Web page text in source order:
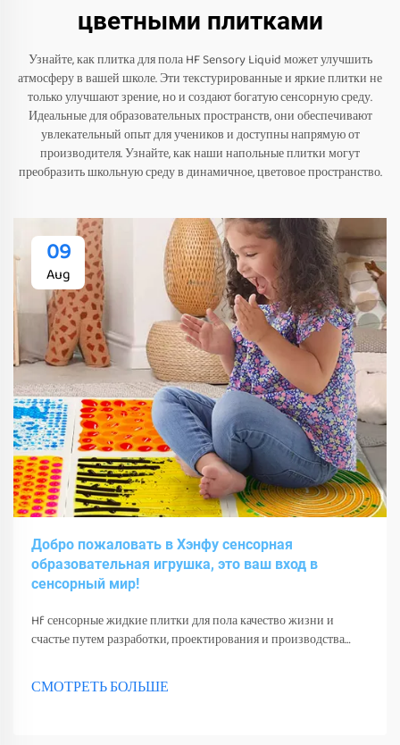
цветными плитками
Узнайте, как плитка для пола HF Sensory Liquid может улучшить
атмосферу в вашей школе. Эти текстурированные и яркие плитки не
только улучшают зрение, но и создают богатую сенсорную среду.
Идеальные для образовательных пространств, они обеспечивают
увлекательный опыт для учеников и доступны напрямую от
производителя. Узнайте, как наши напольные плитки могут
преобразить школьную среду в динамичное, цветовое пространство.
09
Aug
Добро пожаловать в Хэнфу сенсорная
образовательная игрушка, это ваш вход в
сенсорный мир!
Hf сенсорные жидкие плитки для пола качество жизни и
счастье путем разработки, проектирования и производства
СМОТРЕТЬ БОЛЬШЕ